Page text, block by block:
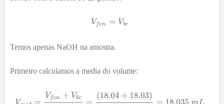
Temos apenas NaOH na amostra.
Primeiro calculamos a media do volume: